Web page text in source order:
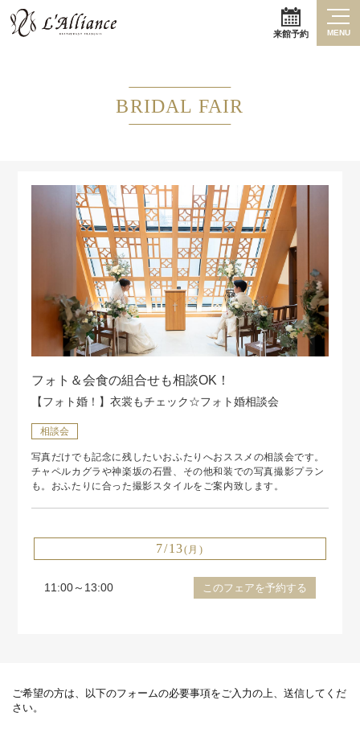
来館予約 MENU
BRIDAL FAIR
フォト＆会食の組合せも相談OK！
【フォト婚！】衣裳もチェック☆フォト婚相談会
相談会
写真だけでも記念に残したいおふたりへおススメの相談会です。
チャペルカグラや神楽坂の石畳、その他和装での写真撮影プラン
も。おふたりに合った撮影スタイルをご案内致します。
7/13(月)
11:00～13:00 このフェアを予約する